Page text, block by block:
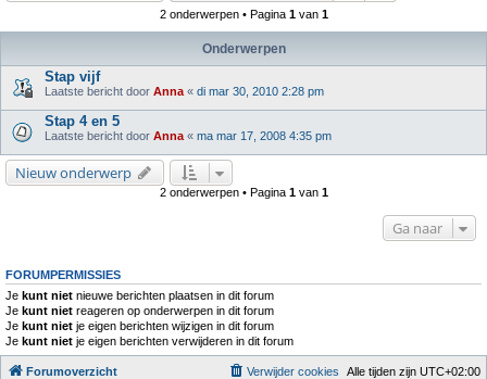
2 onderwerpen • Pagina 1van 1
Onderwerpen
Stap vijf
Laatste bericht door Anna « di mar 30, 2010 2:28 pm
Stap 4 en 5
Laatste bericht door Anna « ma mar 17, 2008 4:35 pm
Nieuw onderwerp
2 onderwerpen • Pagina 1van 1
Ga naar
FORUMPERMISSIES
Je kunt niet nieuwe berichten plaatsen in dit forum
Je kunt niet reageren op onderwerpen in dit forum
Je kunt niet je eigen berichten wijzigen in dit forum
Je kunt niet je eigen berichten verwijderen in dit forum
Forumoverzicht Alle tijden zijn UTC+02:00
Verwijder cookies